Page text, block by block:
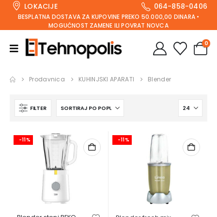
LOKACIJE 064-858-0406
BESPLATNA DOSTAVA ZA KUPOVINE PREKO 50.000,00 DINARA •
MOGUĆNOST ZAMENE ILI POVRAT NOVCA
0
Prodavnica KUHINJSKI APARATI Blender
FILTER
-11% -11%